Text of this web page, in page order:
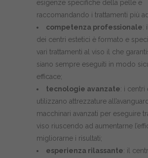
esigenze specifiche della pelle e
raccomandando i trattamenti più
competenza professionale:
dei centri estetici è formato e
vari trattamenti al viso il che
siano sempre eseguiti in modo
efficace;
tecnologie avanzate: i centri
utilizzano attrezzature
macchinari avanzati per eseguire
viso riuscendo ad aumentarne
migliorarne i risultati;
esperienza rilassante: il